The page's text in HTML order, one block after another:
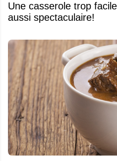
Une casserole trop
aussi spectaculaire!